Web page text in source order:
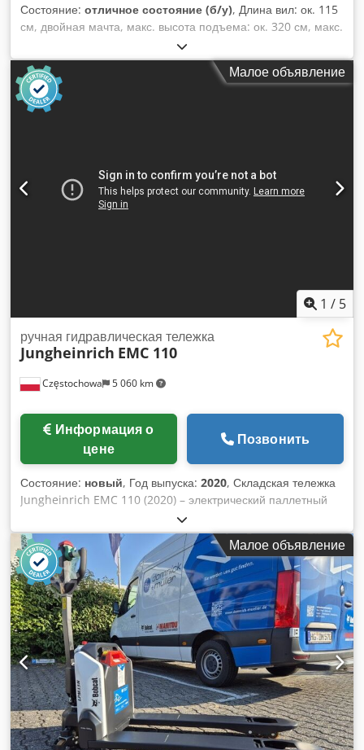
Состояние: отличное состояние (б/у), Длина вил: ок. 115
см, двойная мачта, макс. высота подъема: ок. 320 см, макс.
грузоподъемность: ок. 1000 кг, масса без аккумулятора: ок.
1040 кг, год выпуска: 2018, известные недостатки: вилка не
поднимается и аккумулятор разряжен. Высокоподъемный
штабелер BT SPE 200 DN. Dodpjyu Tfbefx Aizeck
Малое объявление
1 / 5
Częstochowa 5 060 km
ручная гидравлическая тележка
Jungheinrich EMC 110
цене
Позвонить
Состояние: новый, Год выпуска: 2020, Складская тележка
Jungheinrich EMC 110 (2020) – электрический паллетный
погрузчик 1000 кг Предлагаем электрическую складскую
тележку Jungheinrich EMC 110 – компактный и
эффективный электропаллетник, идеально подходящий
для работы на складах, производственных цехах, в
логистических центрах и магазинах. Оборудование
известного производителя Jungheinrich AG 2020 года
выпуска обеспечивает быструю и экономичную
транспортировку палет стандартных размеров при низких
эксплуатационных расходах. 📌 Технические
характеристики Производитель: Jungheinrich AG, 22039
Гамбург, Германия Модель / Тип: EMC 110 Серийный
номер: 90614162 Год выпуска: 2020 Номинальная
грузоподъёмность: 1000 кг Расстояние до центра тяжести
груза: 600 мм Напряжение аккумулятора: 24 В Мощность
Малое объявление